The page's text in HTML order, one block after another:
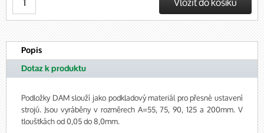
Popis
Dotaz k produktu
Podložky DAM slouží jako podkladový materiál pro přesné ustavení
strojů. Jsou vyráběny v rozměrech A=55, 75, 90, 125 a 200mm. V
tloušťkách od 0,05 do 8,0mm.